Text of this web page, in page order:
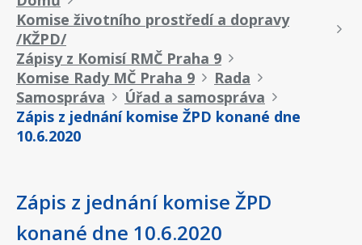
navigace
Komise životního prostředí a dopravy
/KŽPD/
Zápisy z Komisí RMČ Praha 9
Komise Rady MČ Praha 9
Rada
Samospráva
Úřad a samospráva
Zápis z jednání komise ŽPD konané dne
10.6.2020
Zápis z jednání komise ŽPD
konané dne 10.6.2020